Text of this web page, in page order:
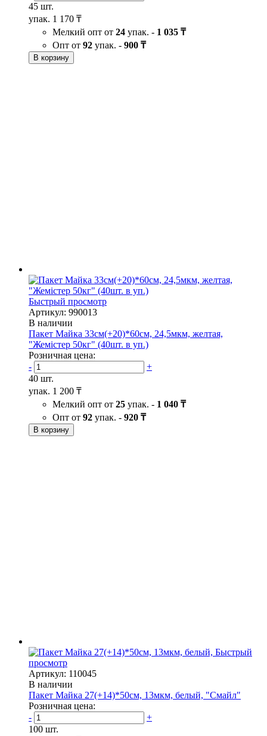
45 шт.
упак. 1 170 ₸
Мелкий опт от 24 упак. - 1 035 ₸
Опт от 92 упак. - 900 ₸
В корзину
Быстрый просмотр
Артикул: 990013
В наличии
Пакет Майка 33см(+20)*60см, 24,5мкм, желтая,
"Жемістер 50кг" (40шт. в уп.)
Розничная цена:
-
+
40 шт.
упак. 1 200 ₸
Мелкий опт от 25 упак. - 1 040 ₸
Опт от 92 упак. - 920 ₸
В корзину
Быстрый
просмотр
Артикул: 110045
В наличии
Пакет Майка 27(+14)*50см, 13мкм, белый, "Смайл"
Розничная цена:
-
+
100 шт.